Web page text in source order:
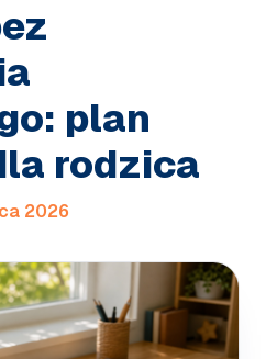
plan
rodzica
2026